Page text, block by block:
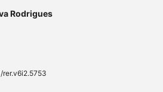
Rodrigues